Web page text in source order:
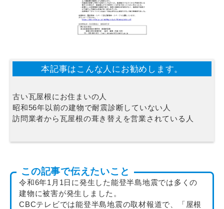
本記事はこんな人にお勧めします。
古い瓦屋根にお住まいの人
昭和56年以前の建物で耐震診断していない人
訪問業者から瓦屋根の葺き替えを営業されている人
この記事で伝えたいこと
令和6年1月1日に発生した能登半島地震では多くの
建物に被害が発生しました。
CBCテレビでは能登半島地震の取材報道で、「屋根